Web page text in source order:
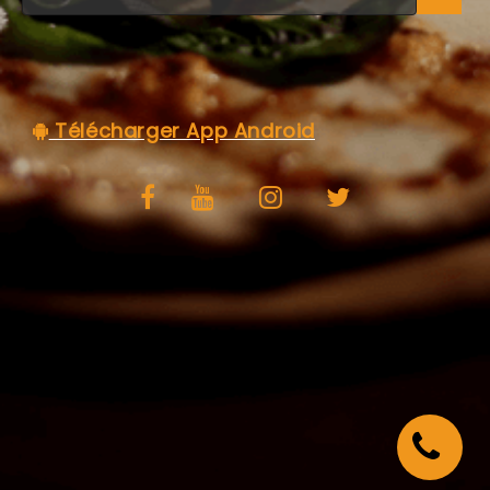
C.G.V
Télécharger App Android